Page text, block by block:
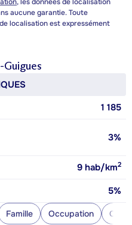
aucune garantie. Toute
localisation est expressément
1 185
3%
9 hab/km2
5%
Famille Occupation